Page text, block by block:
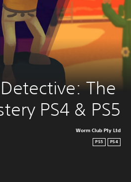
The
PS4 & PS5
Worm Club Pty Ltd
PS4
PS5